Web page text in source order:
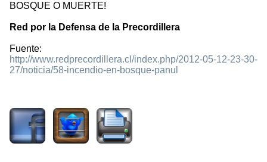
BOSQUE O MUERTE!
Red por la Defensa de la Precordillera
Fuente:
http://www.redprecordillera.cl/index.php/2012-05-12-23-30-
27/noticia/58-incendio-en-bosque-panul